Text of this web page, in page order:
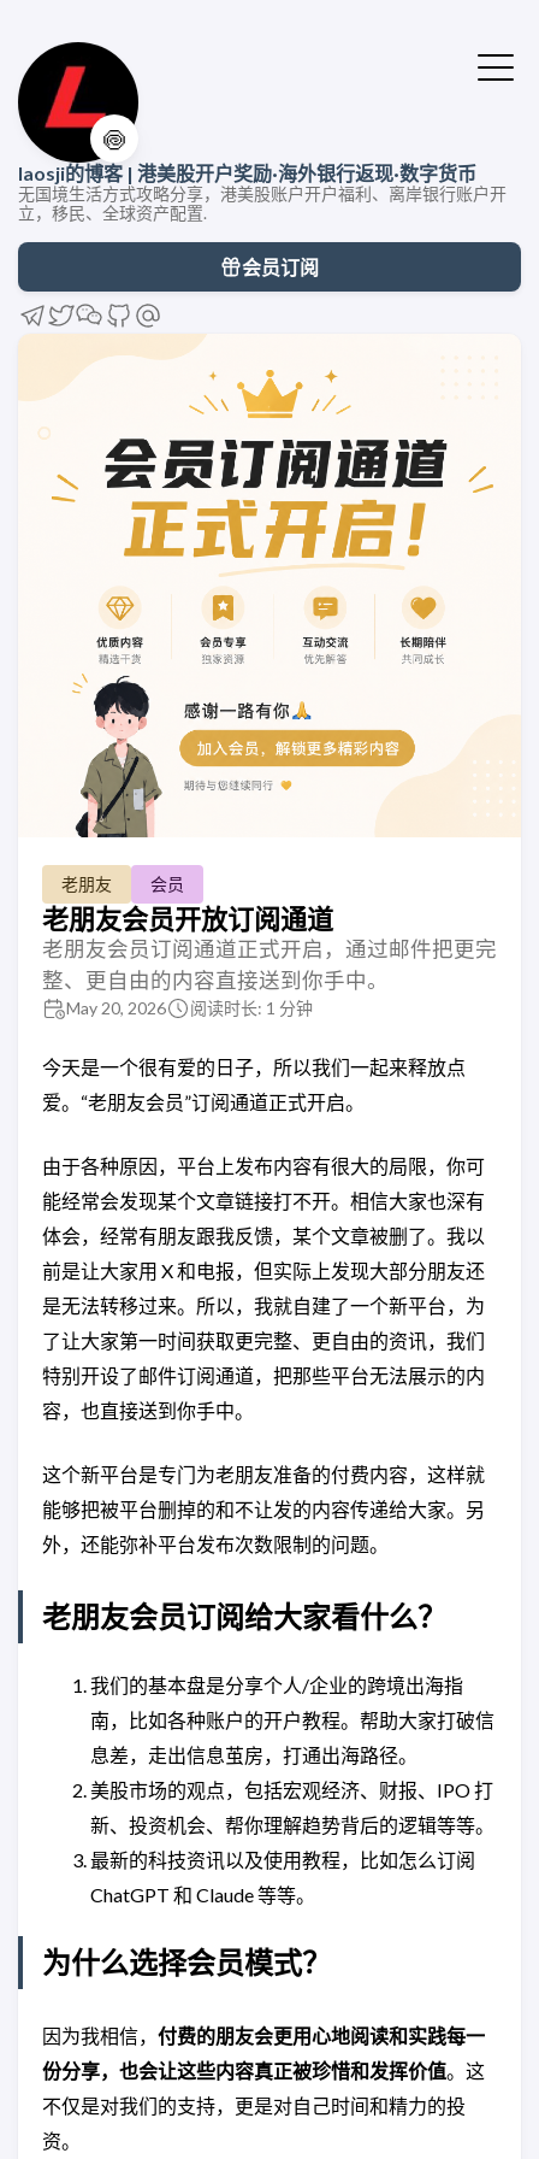
🍥
laosji的博客 | 港美股开户奖励·海外银行返现·数字货币
无国境生活方式攻略分享，港美股账户开户福利、离岸银行账户开
立，移民、全球资产配置.
会员订阅
老朋友 会员
老朋友会员开放订阅通道
老朋友会员订阅通道正式开启，通过邮件把更完
整、更自由的内容直接送到你手中。
May 20, 2026 阅读时长: 1 分钟
今天是一个很有爱的日子，所以我们一起来释放点
爱。“老朋友会员”订阅通道正式开启。
由于各种原因，平台上发布内容有很大的局限，你可
能经常会发现某个文章链接打不开。相信大家也深有
体会，经常有朋友跟我反馈，某个文章被删了。我以
前是让大家用 X 和电报，但实际上发现大部分朋友还
是无法转移过来。所以，我就自建了一个新平台，为
了让大家第一时间获取更完整、更自由的资讯，我们
特别开设了邮件订阅通道，把那些平台无法展示的内
容，也直接送到你手中。
这个新平台是专门为老朋友准备的付费内容，这样就
能够把被平台删掉的和不让发的内容传递给大家。另
外，还能弥补平台发布次数限制的问题。
老朋友会员订阅给大家看什么？
我们的基本盘是分享个人/企业的跨境出海指
南，比如各种账户的开户教程。帮助大家打破信
息差，走出信息茧房，打通出海路径。
美股市场的观点，包括宏观经济、财报、IPO 打
新、投资机会、帮你理解趋势背后的逻辑等等。
最新的科技资讯以及使用教程，比如怎么订阅
ChatGPT 和 Claude 等等。
为什么选择会员模式？
因为我相信， 付费的朋友会更用心地阅读和实践每一
份分享，也会让这些内容真正被珍惜和发挥价值。这
不仅是对我们的支持，更是对自己时间和精力的投
资。